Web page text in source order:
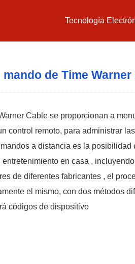
Tecnología
de Time Warner
Cable se proporcionan a
control remoto, para administrar
a distancia es la posibilidad
en casa ,
de diferentes fabricantes , el
el mismo, con dos métodos
códigos de dispositivo